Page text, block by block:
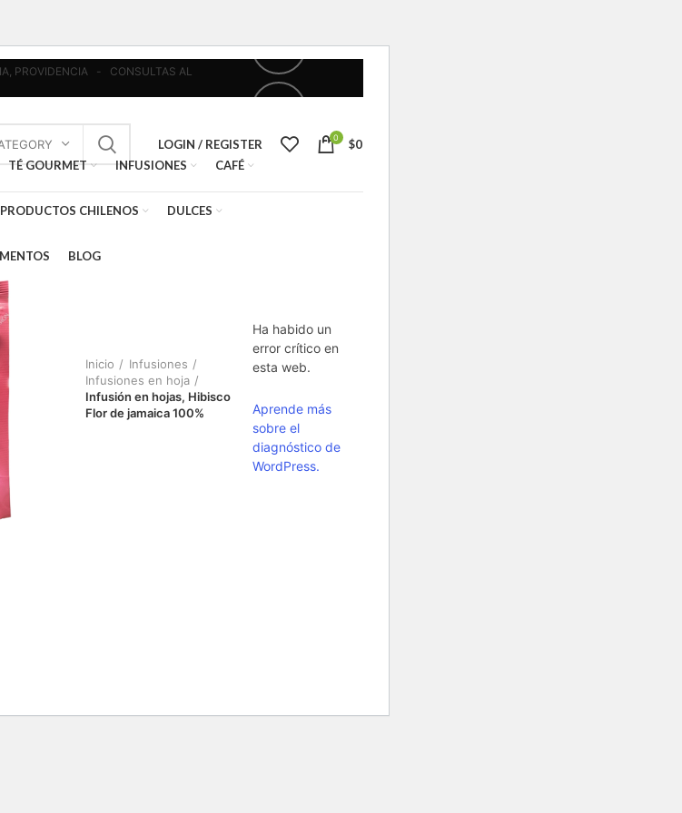
PROVIDENCIA - CONSULTAS AL
LOGIN / REGISTER 0 $0
TÉ GOURMET INFUSIONES CAFÉ
PRODUCTOS CHILENOS DULCES
BLOG
Inicio
Infusiones
Infusiones en hoja
Infusión en hojas, Hibisco
Flor de jamaica 100%
Ha habido un
error crítico en
esta web.
Aprende más
sobre el
diagnóstico de
WordPress.